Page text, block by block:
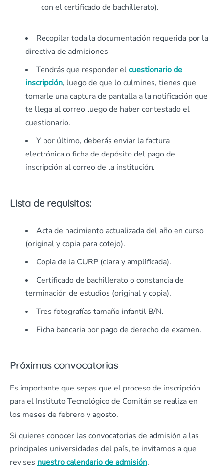
con el certificado de bachillerato).
Recopilar toda la documentación requerida por la
directiva de admisiones.
Tendrás que responder elcuestionario de
inscripción, luego de que lo culmines, tienes que
tomarle una captura de pantalla a la notificación que
te llega al correo luego de haber contestado el
cuestionario.
Y por último, deberás enviar la factura
electrónica o ficha de depósito del pago de
inscripción al correo de la institución.
Lista de requisitos:
Acta de nacimiento actualizada del año en curso
(original y copia para cotejo).
Copia de la CURP (clara y amplificada).
Certificado de bachillerato o constancia de
terminación de estudios (original y copia).
Tres fotografías tamaño infantil B/N.
Ficha bancaria por pago de derecho de examen.
Próximas convocatorias
Es importante que sepas que el proceso de inscripción
para el Instituto Tecnológico de Comitán se realiza en
los meses de febrero y agosto.
Si quieres conocer las convocatorias de admisión a las
principales universidades del país, te invitamos a que
revises nuestro calendario de admisión.